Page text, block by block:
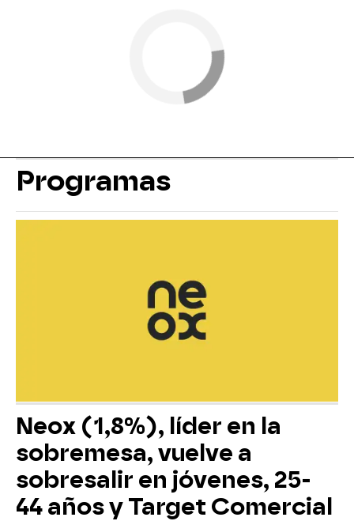
Programas
Neox (1,8%), líder en la
sobremesa, vuelve a
sobresalir en jóvenes, 25-
44 años y Target Comercial